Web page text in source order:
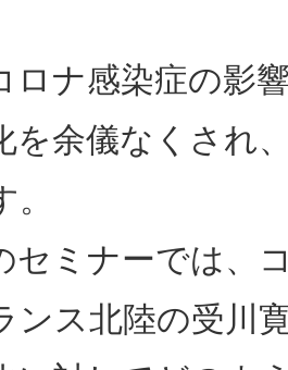
ロナ感染症の影
を余儀なくされ
セミナーでは、
ンス北陸の受川